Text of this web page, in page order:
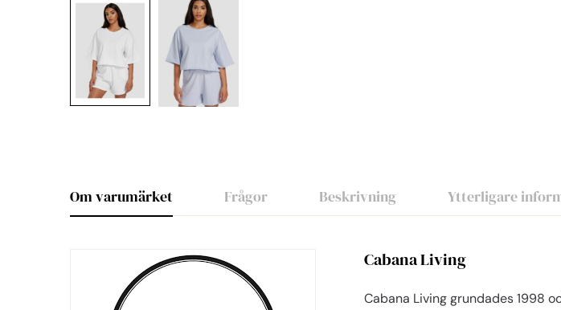
Om varumärket Frågor Beskrivning Ytterligare
Cabana Living
Cabana Living grundades 1998